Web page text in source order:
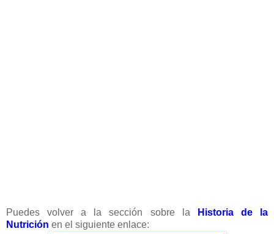
Puedes volver a la sección sobre la
Historia de la
Nutrición en el siguiente enlace: